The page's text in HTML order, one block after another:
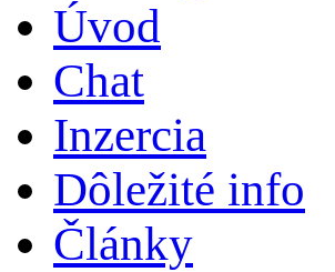
Úvod
Chat
Inzercia
Dôležité info
Články